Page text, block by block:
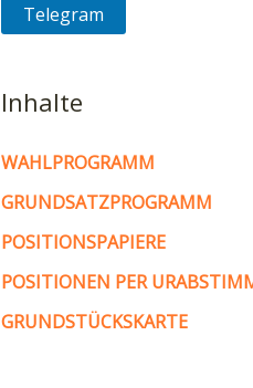
Telegram
Inhalte
WAHLPROGRAMM
GRUNDSATZPROGRAMM
POSITIONSPAPIERE
POSITIONEN PER
GRUNDSTÜCKSKARTE